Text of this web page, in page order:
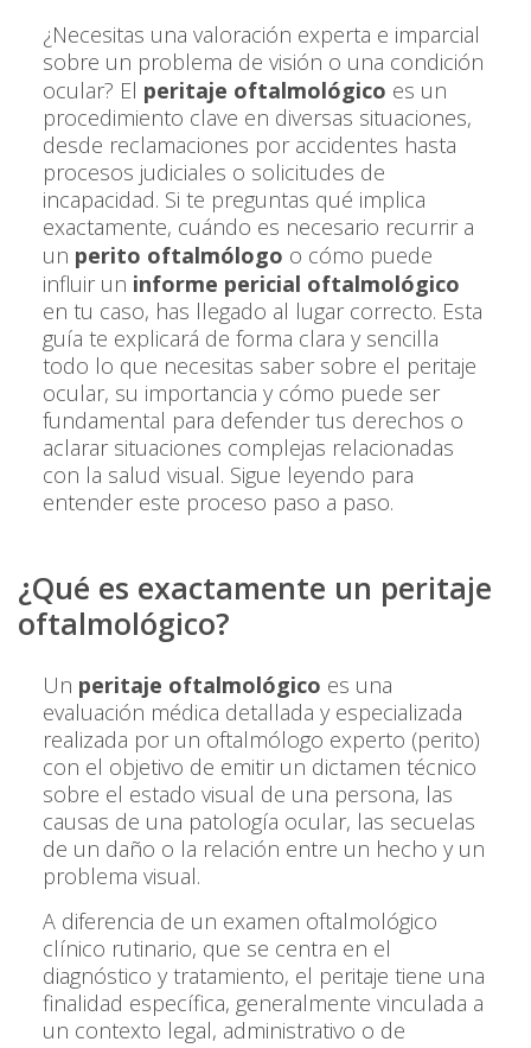
¿Necesitas una valoración experta e imparcial
sobre un problema de visión o una condición
ocular? El peritaje oftalmológico es un
procedimiento clave en diversas situaciones,
desde reclamaciones por accidentes hasta
procesos judiciales o solicitudes de
incapacidad. Si te preguntas qué implica
exactamente, cuándo es necesario recurrir a
un perito oftalmólogo o cómo puede
influir un informe pericial oftalmológico
en tu caso, has llegado al lugar correcto. Esta
guía te explicará de forma clara y sencilla
todo lo que necesitas saber sobre el peritaje
ocular, su importancia y cómo puede ser
fundamental para defender tus derechos o
aclarar situaciones complejas relacionadas
con la salud visual. Sigue leyendo para
entender este proceso paso a paso.
¿Qué es exactamente un peritaje
oftalmológico?
Un peritaje oftalmológico es una
evaluación médica detallada y especializada
realizada por un oftalmólogo experto (perito)
con el objetivo de emitir un dictamen técnico
sobre el estado visual de una persona, las
causas de una patología ocular, las secuelas
de un daño o la relación entre un hecho y un
problema visual.
A diferencia de un examen oftalmológico
clínico rutinario, que se centra en el
diagnóstico y tratamiento, el peritaje tiene una
finalidad específica, generalmente vinculada a
un contexto legal, administrativo o de